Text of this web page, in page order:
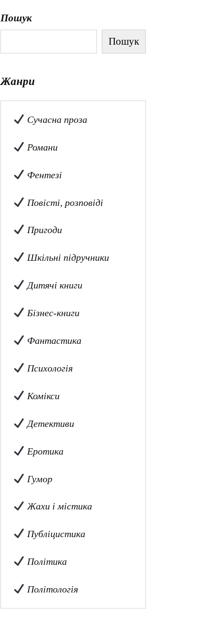
Пошук
Пошук
Жанри
Сучасна проза
Романи
Фентезі
Повісті, розповіді
Пригоди
Шкільні підручники
Дитячі книги
Бізнес-книги
Фантастика
Психологія
Комікси
Детективи
Еротика
Гумор
Жахи і містика
Публіцистика
Політика
Політологія